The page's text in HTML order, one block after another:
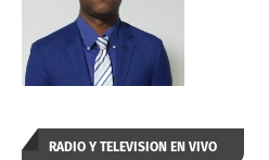
RADIO Y TELEVISION EN VIVO